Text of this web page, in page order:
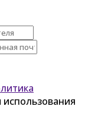
использования